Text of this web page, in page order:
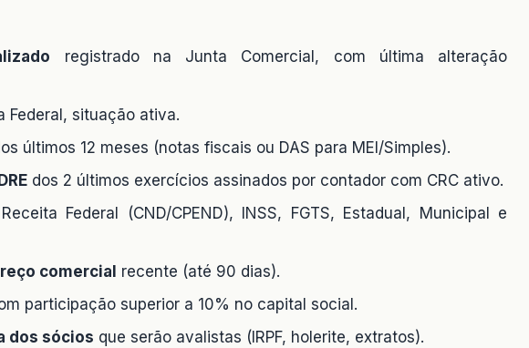
registrado na Junta Comercial, com última alteração
Federal, situação ativa.
últimos 12 meses (notas fiscais ou DAS para MEI/Simples).
dos 2 últimos exercícios assinados por contador com CRC ativo.
Receita Federal (CND/CPEND), INSS, FGTS, Estadual, Municipal e
comercial recente (até 90 dias).
participação superior a 10% no capital social.
dos sócios que serão avalistas (IRPF, holerite, extratos).